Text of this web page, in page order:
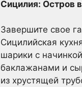
Сицилия: Остров
Завершите свое
Сицилийская
шарики с
баклажанами и
из хрустящей